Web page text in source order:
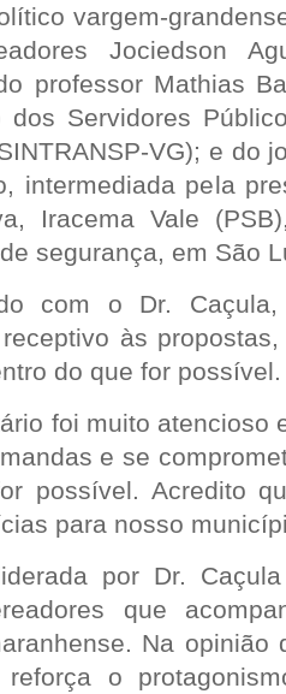
vargem-
Jociedson
professor Mathias
dos Servidores
VG); e do
intermediada pela
Iracema Vale
segurança, em São
com o Dr.
às
do que for possível.
foi muito atencioso
e se
possível. Acredito
para nosso
por Dr.
que
Na opinião
reforça o